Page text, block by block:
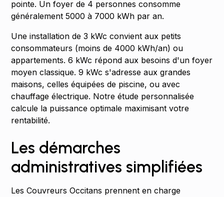
pointe. Un foyer de 4 personnes consomme
généralement 5000 à 7000 kWh par an.
Une installation de 3 kWc convient aux petits
consommateurs (moins de 4000 kWh/an) ou
appartements. 6 kWc répond aux besoins d'un foyer
moyen classique. 9 kWc s'adresse aux grandes
maisons, celles équipées de piscine, ou avec
chauffage électrique. Notre étude personnalisée
calcule la puissance optimale maximisant votre
rentabilité.
Les démarches
administratives simplifiées
Les Couvreurs Occitans prennent en charge